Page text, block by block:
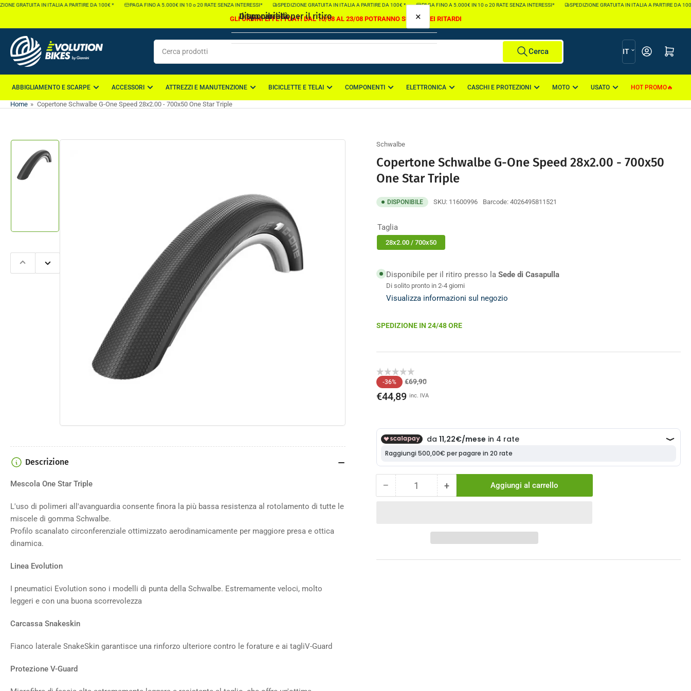
Vai
ai
contenuti
GRATUITA IN ITALIA A PARTIRE DA 100€ * PAGA FINO A 5.000€ IN 10 o 20 RATE SENZA INTERESSI* SPEDIZIONE GRATUITA IN ITALIA A PARTIRE DA 100€ * PAGA FINO A 5.000€ IN 10 o 20 RATE SENZA INTERESSI* SPEDIZIONE GRATUITA IN ITALIA A PARTIRE DA 100€ *
GLI ORDINI EFFETTUATI DAL 10/08 AL 23/08 POTRANNO SUBIRE DEI RITARDI
Cerca
prodotti
Cerca
L
i
n
u
IT Apri il mini
ABBIGLIAMENTO E SCARPE ACCESSORI ATTREZZI E MANUTENZIONE BICICLETTE E TELAI COMPONENTI ELETTRONICA CASCHI E PROTEZIONI MOTO USATO HOT PROMO
Home » Copertone Schwalbe G-One Speed 28x2.00 - 700x50 One Star Triple
Vai
direttamente
alle
informazioni
Apri
contenuto
Slide
precedente
Slide
successiva
Schwalbe
Copertone Schwalbe G-One Speed 28x2.00 - 700x50
One Star Triple
DISPONIBILE SKU: 11600996 Barcode: 4026495811521
Taglia
28x2.00 / 700x50
Disponibile per il ritiro presso la Sede di Casapulla
Di solito pronto in 2-4 giorni
Visualizza informazioni sul negozio
SPEDIZIONE IN 24/48 ORE
Prezzo
di
-36% €69,90Prezzo
scontato
€44,89 inc. IVA
− Diminuisci
Quantità +Aumenta
Copertone
Schwalbe
Aggiungi al carrello
Descrizione
Mescola One Star Triple
L'uso di polimeri all'avanguardia consente finora la più bassa resistenza al rotolamento di tutte le
miscele di gomma Schwalbe.
Profilo scanalato circonferenziale ottimizzato aerodinamicamente per maggiore presa e ottica
dinamica.
Linea Evolution
I pneumatici Evolution sono i modelli di punta della Schwalbe. Estremamente veloci, molto
leggeri e con una buona scorrevolezza
Carcassa Snakeskin
Fianco laterale SnakeSkin garantisce una rinforzo ulteriore contro le forature e ai tagliV-Guard
Protezione V-Guard
Il tuo carrello ×
Il tuo carrello è vuoto
Disponibilità per il ritiro ×
Copertone Schwalbe G-One Speed 28x2.00 -